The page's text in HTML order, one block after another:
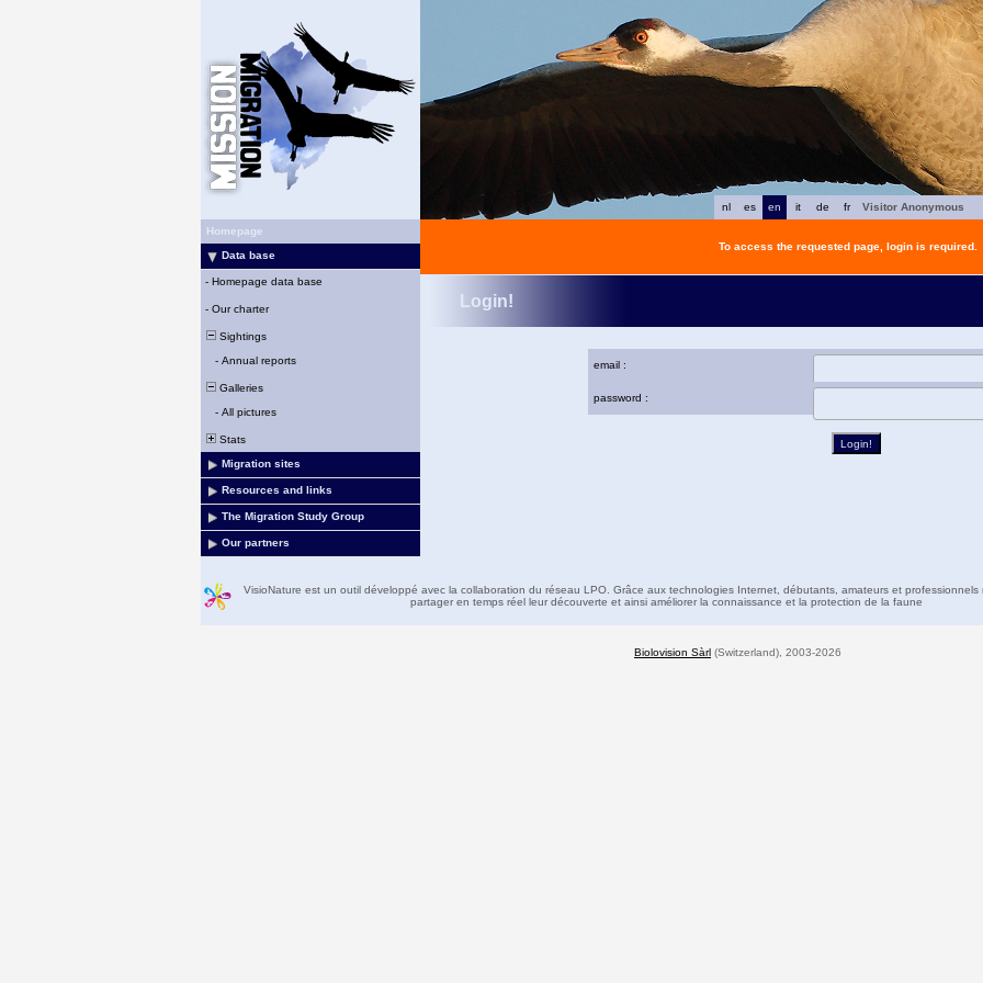
fr
de
it
en
es
nl
Visitor Anonymous
Homepage
Data base
- Homepage data base
- Our charter
Sightings
- Annual reports
Galleries
- All pictures
Stats
Migration sites
Resources and links
The Migration Study Group
Our partners
To access the requested page, login is required.
Login!
email :
password :
VisioNature est un outil développé avec la collaboration du réseau LPO. Grâce aux technologies Internet, débutants, amateurs et professionnels
partager en temps réel leur découverte et ainsi améliorer la connaissance et la protection de la faune
Biolovision Sàrl (Switzerland), 2003-2026